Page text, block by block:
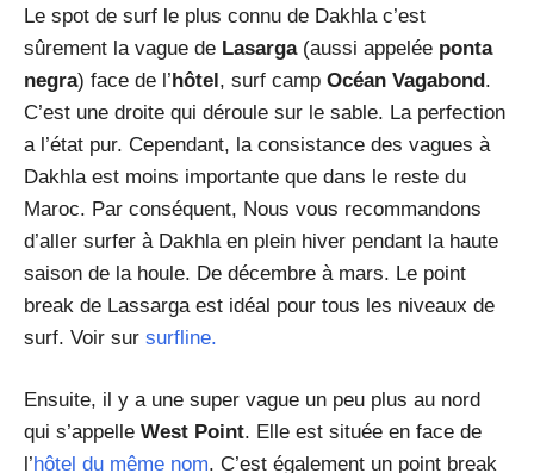
Le spot de surf le plus connu de Dakhla c’est
sûrement la vague de Lasarga (aussi appelée ponta
negra) face de l’hôtel, surf camp Océan Vagabond.
C’est une droite qui déroule sur le sable. La perfection
a l’état pur. Cependant, la consistance des vagues à
Dakhla est moins importante que dans le reste du
Maroc. Par conséquent, Nous vous recommandons
d’aller surfer à Dakhla en plein hiver pendant la haute
saison de la houle. De décembre à mars. Le point
break de Lassarga est idéal pour tous les niveaux de
surf. Voir sur surfline.
Ensuite, il y a une super vague un peu plus au nord
qui s’appelle West Point. Elle est située en face de
l’hôtel du même nom. C’est également un point break